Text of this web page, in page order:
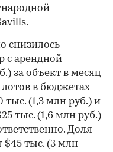
снизилось
c арендной
за объект в месяц
в бюджетах
тыс. (1,3 млн руб.) и
тыс. (1,6 млн руб.)
Доля
$45 тыс. (3 млн